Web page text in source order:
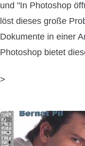
und "In Photoshop
löst dieses große
Dokumente in einer
Photoshop bietet
>